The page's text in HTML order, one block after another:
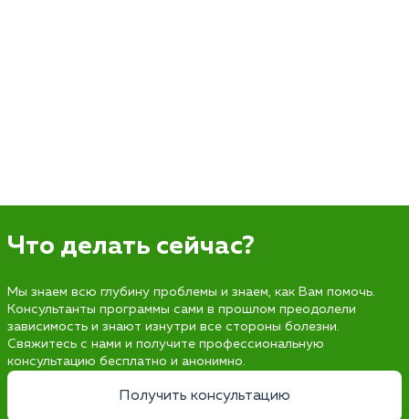
Что делать сейчас?
Мы знаем всю глубину проблемы и знаем, как Вам помочь.
Консультанты программы сами в прошлом преодолели
зависимость и знают изнутри все стороны болезни.
Свяжитесь с нами и получите профессиональную
консультацию бесплатно и анонимно.
Получить консультацию